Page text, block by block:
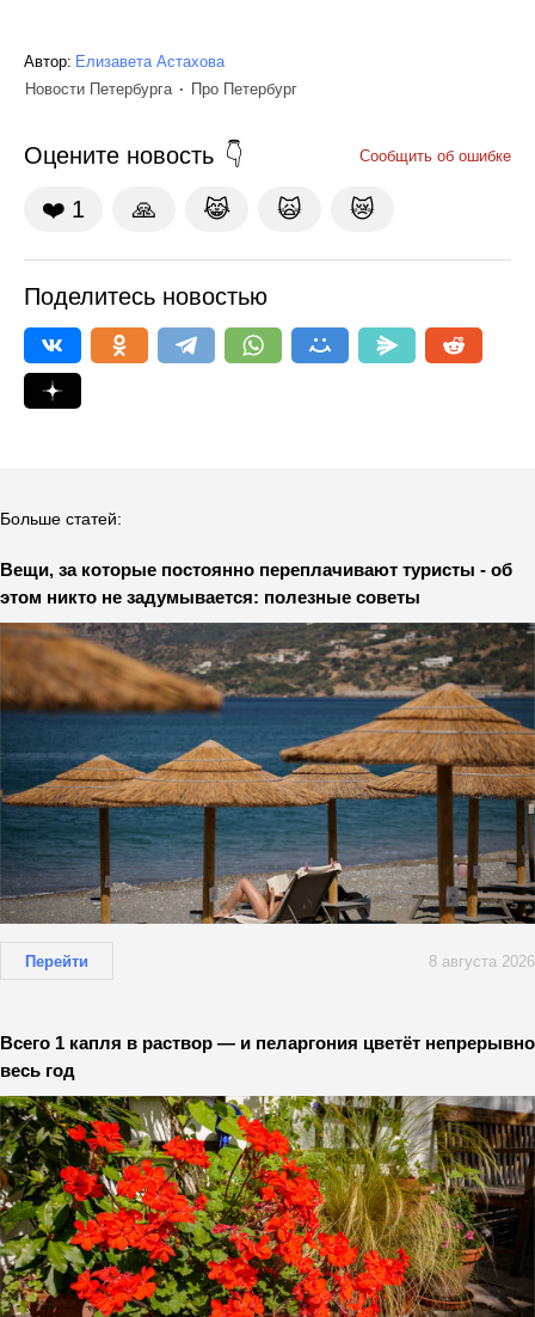
Автор: Елизавета Астахова
Новости Петербурга
Про Петербург
Оцените новость Сообщить об ошибке
❤️ 1 🙏 😹 🙀 😿
Поделитесь новостью
Больше статей:
Вещи, за которые постоянно переплачивают туристы - об
этом никто не задумывается: полезные советы
Перейти 8 августа 2026
Всего 1 капля в раствор — и пеларгония цветёт непрерывно
весь год